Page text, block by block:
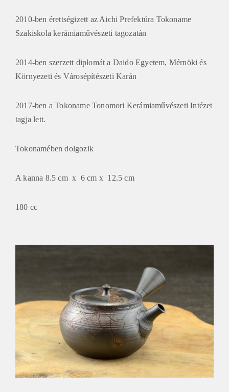
2010-ben érettségizett az Aichi Prefektúra Tokoname
Szakiskola kerámiaművészeti tagozatán
2014-ben szerzett diplomát a Daido Egyetem, Mérnöki és
Környezeti és Városépítészeti Karán
2017-ben a Tokoname Tonomori Kerámiaművészeti Intézet
tagja lett.
Tokonamében dolgozik
A kanna 8.5 cm x 6 cm x 12.5 cm
180 cc